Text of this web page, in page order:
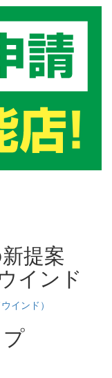
提案
インド